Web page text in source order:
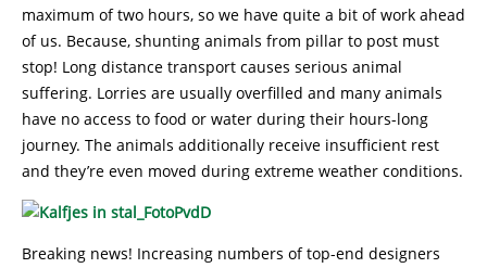
maximum of two hours, so we have quite a bit of work ahead
of us. Because, shunting animals from pillar to post must
stop! Long distance transport causes serious animal
suffering. Lorries are usually overfilled and many animals
have no access to food or water during their hours-long
journey. The animals additionally receive insufficient rest
and they’re even moved during extreme weather conditions.
Breaking news! Increasing numbers of top-end designers